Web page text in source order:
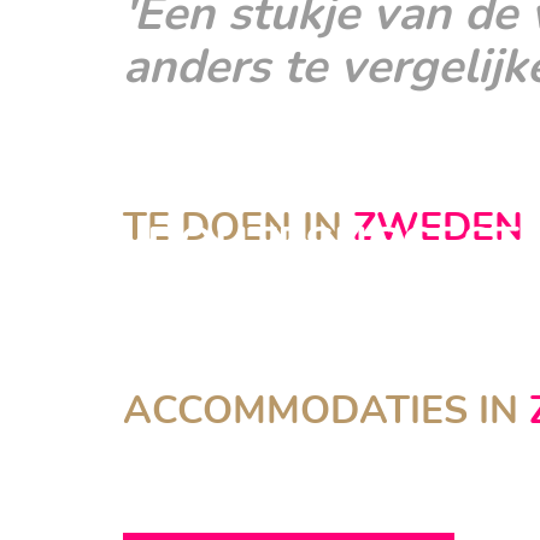
'Een stukje van
anders te
TE DOEN IN ZWEDEN
ACCOMMODATIES IN
AURORA SAFARI CAMP